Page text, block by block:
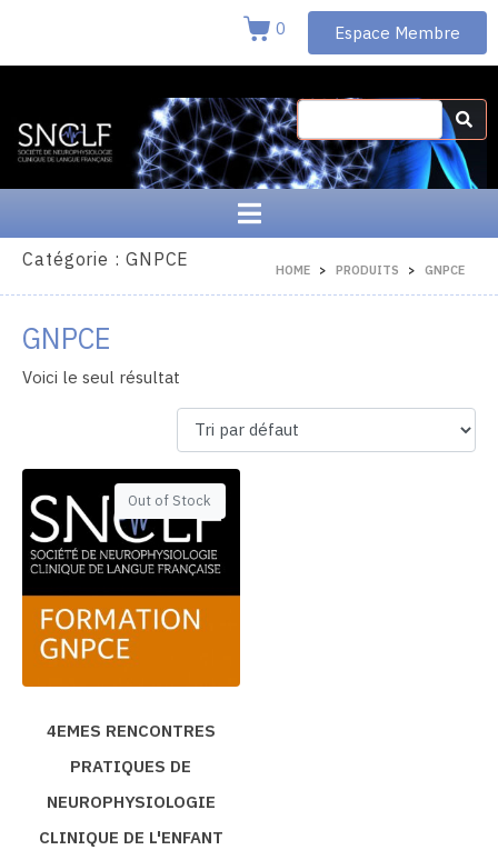
0 Espace Membre
Catégorie : GNPCE HOME PRODUITS GNPCE
GNPCE
Voici le seul résultat
Out of Stock
4EMES RENCONTRES
PRATIQUES DE
NEUROPHYSIOLOGIE
CLINIQUE DE L'ENFANT